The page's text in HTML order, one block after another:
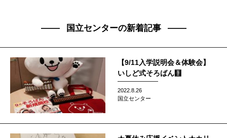
国立センターの新着記事
【9/11入学説明会＆体験会】
いしど式そろばん🧮
2022.8.26
国立センター